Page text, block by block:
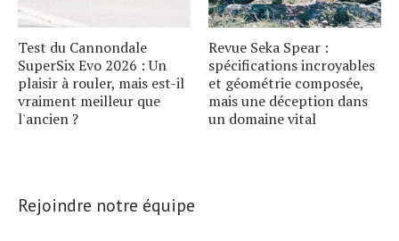
Test du Cannondale
SuperSix Evo 2026 : Un
plaisir à rouler, mais est-il
vraiment meilleur que
l'ancien ?
Revue Seka Spear :
spécifications incroyables
et géométrie composée,
mais une déception dans
un domaine vital
Rejoindre notre équipe